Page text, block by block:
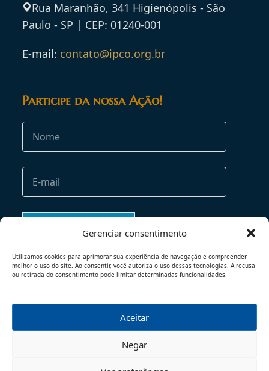
Gerenciar consentimento
Utilizamos cookies para aprimorar sua experiência de navegação e compreender
melhor o uso do site. Ao consentir, você autoriza o uso dessas tecnologias. A recusa
ou retirada do consentimento pode limitar determinadas funcionalidades.
Aceitar
Negar
Rua Maranhão, 341 Higienópolis - São
Paulo - SP | CEP: 01240-001
E-mail: contato@ipco.org.br
Participe da nossa Ação!
POLÍTICA DE PRIVACIDADE
© 2026 - TODOS OS DIREITOS RESERVADOS